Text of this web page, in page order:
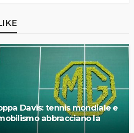
Davis: tennis mondiale e
abbracciano la